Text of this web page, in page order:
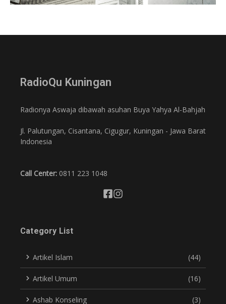
RadioQu Kuningan
Radionya Aswaja dibawah asuhan Buya Yahya Al-Bahjah
Jl. Palutungan, Cisantana, Cigugur, Kuningan - Jawa Barat
Indonesia
Call Center: 0811 223 1048
Category List
Artikel Islam (44)
Artikel Umum (16)
Ashab Konseling (3)